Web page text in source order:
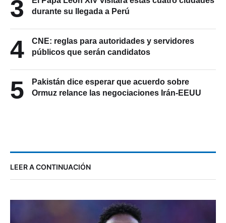
3
durante su llegada a Perú
4
CNE: reglas para autoridades y servidores
públicos que serán candidatos
5
Pakistán dice esperar que acuerdo sobre
Ormuz relance las negociaciones Irán-EEUU
LEER A CONTINUACIÓN